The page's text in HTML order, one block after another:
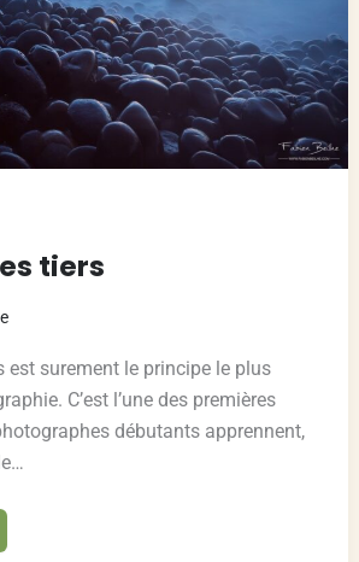
tiers
est surement le principe le plus
C’est l’une des premières
débutants apprennent,